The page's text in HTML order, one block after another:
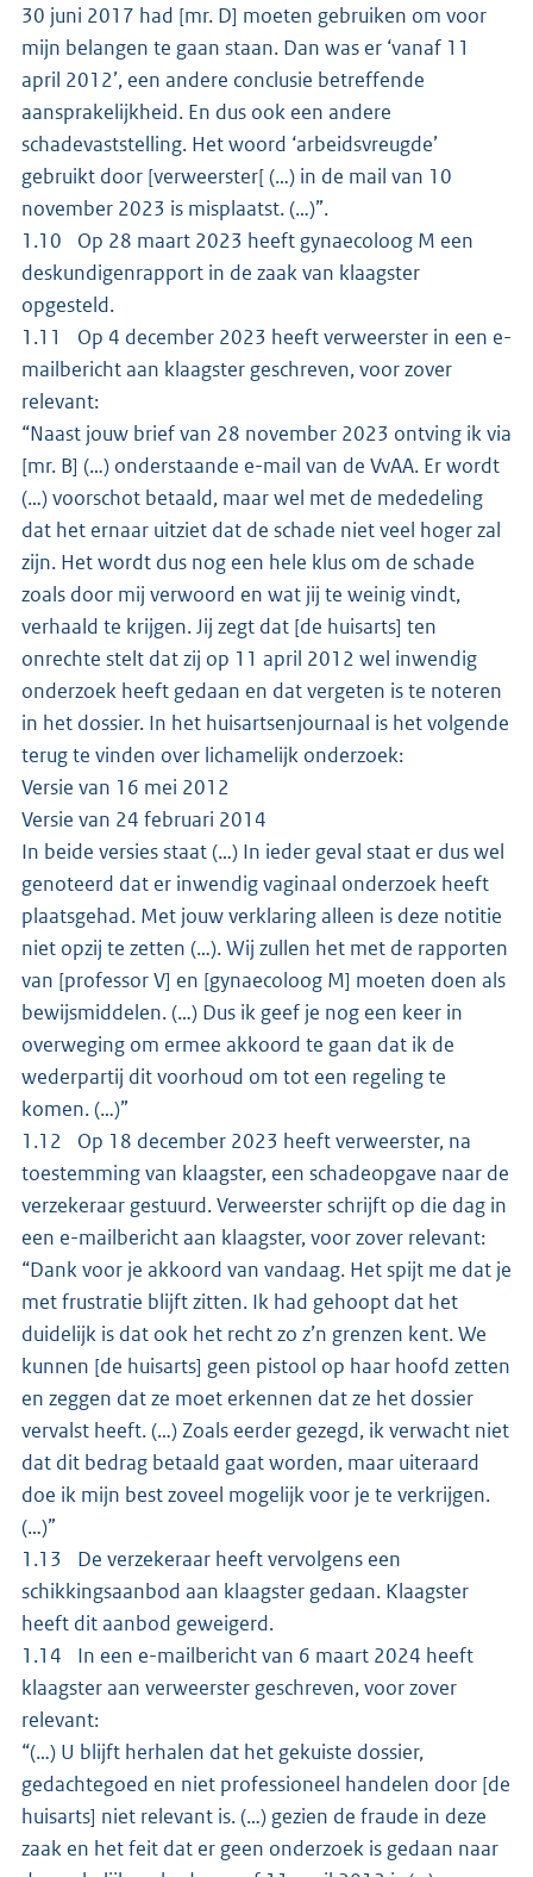
30 juni 2017 had [mr. D] moeten gebruiken om voor
mijn belangen te gaan staan. Dan was er ‘vanaf 11
april 2012’, een andere conclusie betreffende
aansprakelijkheid. En dus ook een andere
schadevaststelling. Het woord ‘arbeidsvreugde’
gebruikt door [verweerster[ (…) in de mail van 10
november 2023 is misplaatst. (…)”.
1.10 Op 28 maart 2023 heeft gynaecoloog M een
deskundigenrapport in de zaak van klaagster
opgesteld.
1.11 Op 4 december 2023 heeft verweerster in een e-
mailbericht aan klaagster geschreven, voor zover
relevant:
“Naast jouw brief van 28 november 2023 ontving ik via
[mr. B] (…) onderstaande e-mail van de VvAA. Er wordt
(…) voorschot betaald, maar wel met de mededeling
dat het ernaar uitziet dat de schade niet veel hoger zal
zijn. Het wordt dus nog een hele klus om de schade
zoals door mij verwoord en wat jij te weinig vindt,
verhaald te krijgen. Jij zegt dat [de huisarts] ten
onrechte stelt dat zij op 11 april 2012 wel inwendig
onderzoek heeft gedaan en dat vergeten is te noteren
in het dossier. In het huisartsenjournaal is het volgende
terug te vinden over lichamelijk onderzoek:
Versie van 16 mei 2012
Versie van 24 februari 2014
In beide versies staat (…) In ieder geval staat er dus wel
genoteerd dat er inwendig vaginaal onderzoek heeft
plaatsgehad. Met jouw verklaring alleen is deze notitie
niet opzij te zetten (…). Wij zullen het met de rapporten
van [professor V] en [gynaecoloog M] moeten doen als
bewijsmiddelen. (…) Dus ik geef je nog een keer in
overweging om ermee akkoord te gaan dat ik de
wederpartij dit voorhoud om tot een regeling te
komen. (…)”
1.12 Op 18 december 2023 heeft verweerster, na
toestemming van klaagster, een schadeopgave naar de
verzekeraar gestuurd. Verweerster schrijft op die dag in
een e-mailbericht aan klaagster, voor zover relevant:
“Dank voor je akkoord van vandaag. Het spijt me dat je
met frustratie blijft zitten. Ik had gehoopt dat het
duidelijk is dat ook het recht zo z’n grenzen kent. We
kunnen [de huisarts] geen pistool op haar hoofd zetten
en zeggen dat ze moet erkennen dat ze het dossier
vervalst heeft. (…) Zoals eerder gezegd, ik verwacht niet
dat dit bedrag betaald gaat worden, maar uiteraard
doe ik mijn best zoveel mogelijk voor je te verkrijgen.
(…)”
1.13 De verzekeraar heeft vervolgens een
schikkingsaanbod aan klaagster gedaan. Klaagster
heeft dit aanbod geweigerd.
1.14 In een e-mailbericht van 6 maart 2024 heeft
klaagster aan verweerster geschreven, voor zover
relevant:
“(…) U blijft herhalen dat het gekuiste dossier,
gedachtegoed en niet professioneel handelen door [de
huisarts] niet relevant is. (…) gezien de fraude in deze
zaak en het feit dat er geen onderzoek is gedaan naar